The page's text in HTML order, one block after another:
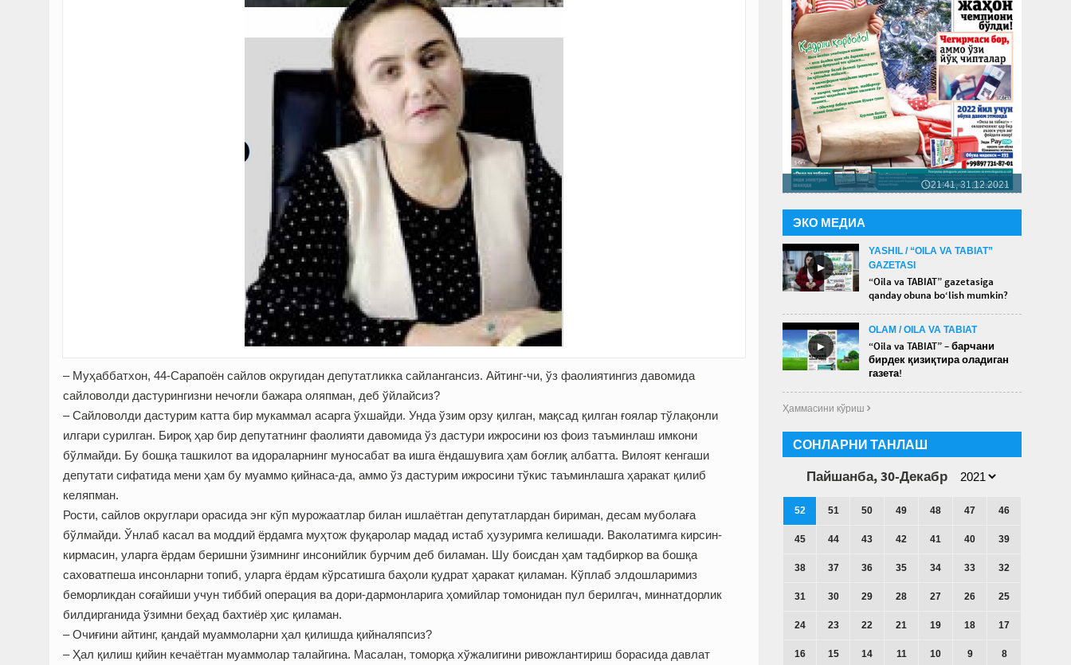
– Муҳаббатхон, 44-Сарапоён сайлов округидан депутатликка сайлангансиз. Айтинг-чи, ўз фаолиятингиз давомида
сайловолди дастурингизни нечоғли бажара оляпман, деб ўйлайсиз?
– Сайловолди дастурим катта бир мукаммал асарга ўхшайди. Унда ўзим орзу қилган, мақсад қилган ғоялар тўлақонли
илгари сурилган. Бироқ ҳар бир депутатнинг фаолияти давомида ўз дастури ижросини юз фоиз таъминлаш имкони
бўлмайди. Бу бошқа ташкилот ва идораларнинг муносабат ва ишга ёндашувига ҳам боғлиқ албатта. Вилоят кенгаши
депутати сифатида мени ҳам бу муаммо қийнаса-да, аммо ўз дастурим ижросини тўкис таъминлашга ҳаракат қилиб
келяпман.
Рости, сайлов округлари орасида энг кўп мурожаатлар билан ишлаётган депутатлардан бириман, десам муболаға
бўлмайди. Ўнлаб касал ва моддий ёрдамга муҳтож фуқаролар мадад истаб ҳузуримга келишади. Ваколатимга кирсин-
кирмасин, уларга ёрдам беришни ўзимнинг инсонийлик бурчим деб биламан. Шу боисдан ҳам тадбиркор ва бошқа
саховатпеша инсонларни топиб, уларга ёрдам кўрсатишга баҳоли қудрат ҳаракат қиламан. Кўплаб элдошларимиз
беморликдан соғайиши учун тиббий операция ва дори-дармонларига ҳомийлар томонидан пул берилгач, миннатдорлик
билдирганида ўзимни беҳад бахтиёр ҳис қиламан.
– Очиғини айтинг, қандай муаммоларни ҳал қилишда қийналяпсиз?
– Ҳал қилиш қийин кечаётган муаммолар талайгина. Масалан, томорқа хўжалигини ривожлантириш борасида давлат
🕔21:41, 31.12.2021
ЭКО МЕДИА
►
YASHIL / “OILA VA TABIAT”
GAZETASI
“Oila va TABIAT” gazetasiga
qanday obuna bo‘lish mumkin?
►
OLAM / OILA VA TABIAT
“Oila va TABIAT” – барчани
бирдек қизиқтира оладиган
газета!
Ҳаммасини кўриш 
СОНЛАРНИ ТАНЛАШ
Пайшанба, 30-Декабр
52 51 50 49 48 47 46
45 44 43 42 41 40 39
38 37 36 35 34 33 32
31 30 29 28 27 26 25
24 23 22 21 19 18 17
16 15 14 11 10 9 8